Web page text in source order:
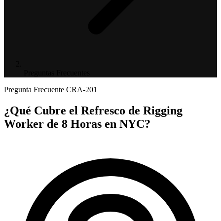
Pregunta Frecuente CRA-201
¿Qué Cubre el Refresco de Rigging
Worker de 8 Horas en NYC?